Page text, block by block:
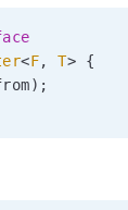
<F, T>
{
) ;